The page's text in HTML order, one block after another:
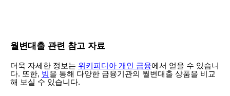
월변대출 관련 참고 자료
더욱 자세한 정보는 위키피디아 개인 금융에서 얻을 수 있습니
다. 또한, 빙을 통해 다양한 금융기관의 월변대출 상품을 비교
해 보실 수 있습니다.